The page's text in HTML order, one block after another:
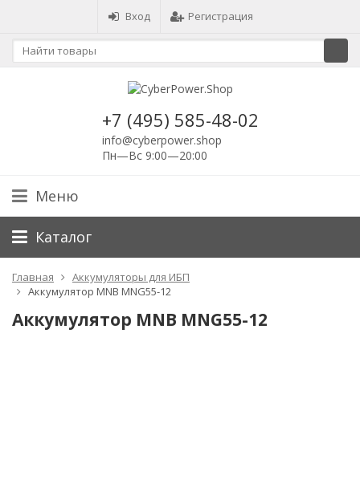
Вход Регистрация
+7 (495) 585-48-02
info@cyberpower.shop
Пн—Вс 9:00—20:00
Меню
Каталог
Главная
Аккумуляторы для ИБП
Аккумулятор MNB MNG55-12
Аккумулятор MNB MNG55-12